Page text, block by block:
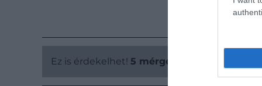
Ez is érdekelhet! 5 mérgező növény